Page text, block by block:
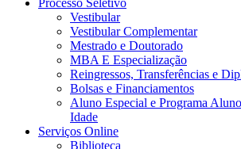
Processo Seletivo
Vestibular
Vestibular Complementar
Mestrado e Doutorado
MBA E Especialização
Reingressos, Transferências e
Bolsas e Financiamentos
Aluno Especial e Programa
Idade
Serviços Online
Biblioteca